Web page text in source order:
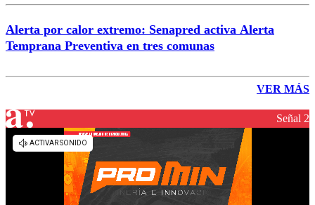
Alerta por calor extremo: Senapred activa Alerta
Temprana Preventiva en tres comunas
VER MÁS
Señal 2